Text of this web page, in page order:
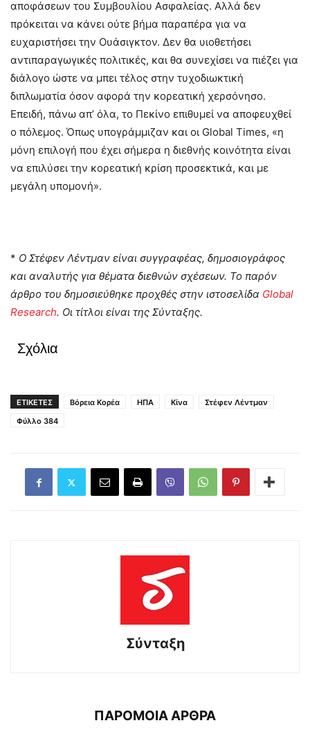
αποφάσεων του Συμβουλίου Ασφαλείας. Αλλά δεν
πρόκειται να κάνει ούτε βήμα παραπέρα για να
ευχαριστήσει την Ουάσιγκτον. Δεν θα υιοθετήσει
αντιπαραγωγικές πολιτικές, και θα συνεχίσει να πιέζει για
διάλογο ώστε να μπει τέλος στην τυχοδιωκτική
διπλωματία όσον αφορά την κορεατική χερσόνησο.
Επειδή, πάνω απ’ όλα, το Πεκίνο επιθυμεί να αποφευχθεί
ο πόλεμος. Όπως υπογράμμιζαν και οι Global Times, «η
μόνη επιλογή που έχει σήμερα η διεθνής κοινότητα είναι
να επιλύσει την κορεατική κρίση προσεκτικά, και με
μεγάλη υπομονή».
* Ο Στέφεν Λέντμαν είναι συγγραφέας, δημοσιογράφος
και αναλυτής για θέματα διεθνών σχέσεων. Το παρόν
άρθρο του δημοσιεύθηκε προχθές στην ιστοσελίδα Global
Research. Οι τίτλοι είναι της Σύνταξης.
Σχόλια
ΕΤΙΚΕΤΕΣ Βόρεια Κορέα ΗΠΑ Κίνα
Στέφεν Λέντμαν
Φύλλο 384
Σύνταξη
ΠΑΡΟΜΟΙΑ ΑΡΘΡΑ